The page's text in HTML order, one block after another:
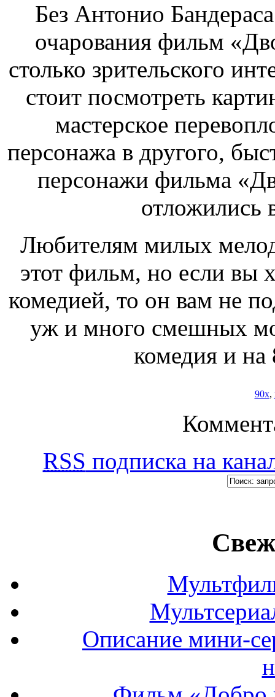
Без Антонио
очарования фильм
столько зрительского
стоит посмотреть
мастерское
персонажа в другого,
персонажи фильма
отложились
Любителям милых
этот фильм, но если вы
комедией, то он вам не
уж и много смешных
комедия и
90x,
RSS подписка на
Описание мини-